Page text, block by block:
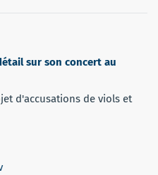
sur son concert au
d'accusations de viols et